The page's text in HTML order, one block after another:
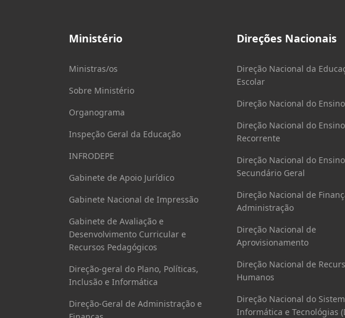
Ministério
Ministras/os
Sobre Ministério
Organograma
Inspeção Geral da Educação
INFRODEPE
Gabinete de Apoio Jurídico
Gabinete Nacional de Impressão
Gabinete de Avaliação e
Desenvolvimento Curricular e
Recursos Pedagógicos
Direção-geral do Plano, Políticas,
Inclusão e Informática
Direção-Geral de Administração e
Direções Nacionais
Direção Nacional da
Escolar
Direção Nacional do
Direção Nacional do Ensino
Recorrente
Direção Nacional do Ensino
Secundário Geral
Direção Nacional de
Administração
Direção Nacional de
Aprovisionamento
Direção Nacional de
Humanos
Direção Nacional do
Informática e Tecnológias